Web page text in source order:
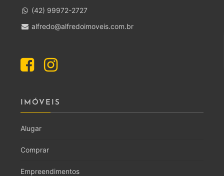
(42) 99972-2727
alfredo@alfredoimoveis.com.br
IMÓVEIS
Alugar
Comprar
Empreendimentos